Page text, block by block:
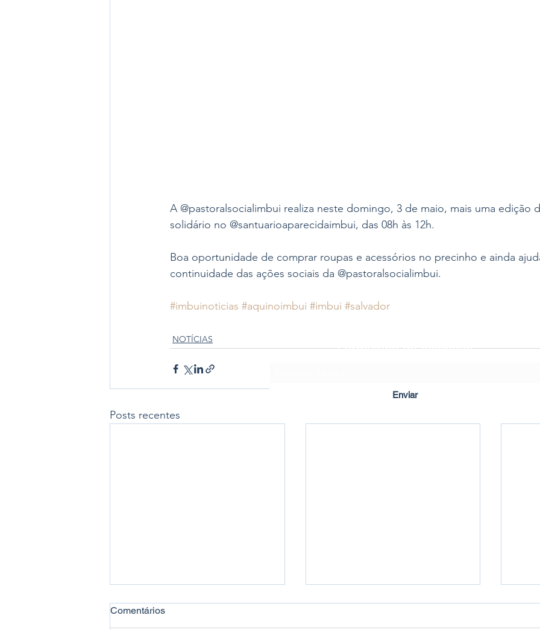
A @pastoralsocialimbui realiza neste domingo, 3 de maio, mais uma edição
solidário no @santuarioaparecidaimbui, das 08h às 12h.
Boa oportunidade de comprar roupas e acessórios no precinho e ainda
continuidade das ações sociais da @pastoralsocialimbui.
#imbuinoticias #aquinoimbui #imbui #salvador
NOTÍCIAS
Posts recentes
Comentários
Formulário de Inscrição
Enviar